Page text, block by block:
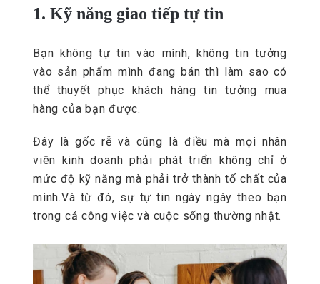
1. Kỹ năng giao tiếp tự tin
Bạn không tự tin vào mình, không tin tưởng
vào sản phẩm mình đang bán thì làm sao có
thể thuyết phục khách hàng tin tưởng mua
hàng của bạn được.
Đây là gốc rễ và cũng là điều mà mọi nhân
viên kinh doanh phải phát triển không chỉ ở
mức độ kỹ năng mà phải trở thành tố chất của
mình.Và từ đó, sự tự tin ngày ngày theo bạn
trong cả công việc và cuộc sống thường nhật.